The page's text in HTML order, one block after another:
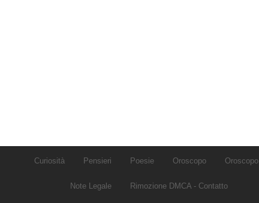
Curiosità Pensieri Poesie Oroscopo Oroscopo
Note Legale Rimozione DMCA - Contatto